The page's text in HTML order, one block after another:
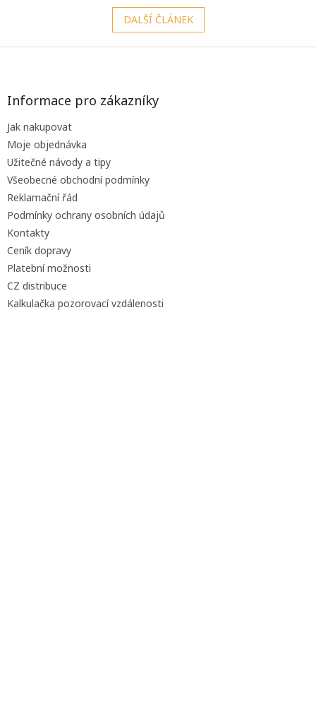
DALŠÍ ČLÁNEK
Z
Informace pro zákazníky
Jak nakupovat
Moje objednávka
Užitečné návody a tipy
Všeobecné obchodní podmínky
Reklamační řád
Podmínky ochrany osobních údajů
Kontakty
Ceník dopravy
Platební možnosti
CZ distribuce
Kalkulačka pozorovací vzdálenosti